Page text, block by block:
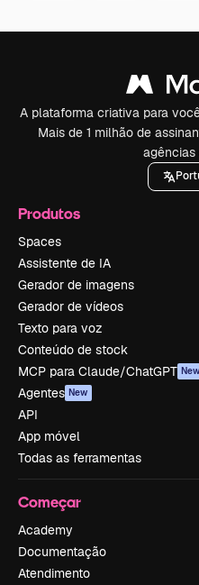
A plataforma criativa para
Mais de 1 milhão de
agências
Produtos
Spaces
Assistente de IA
Gerador de imagens
Gerador de vídeos
Texto para voz
Conteúdo de stock
MCP para Claude/ChatGPT New
Agentes New
API
App móvel
Todas as ferramentas
Começar
Academy
Documentação
Atendimento